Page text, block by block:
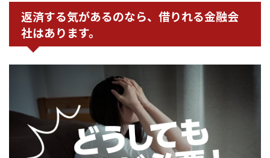
返済する気があるのなら、借りれる金融会
社はあります。